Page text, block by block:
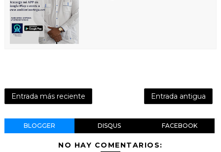
Entrada más reciente Entrada antigua
BLOGGER DISQUS FACEBOOK
NO HAY COMENTARIOS: